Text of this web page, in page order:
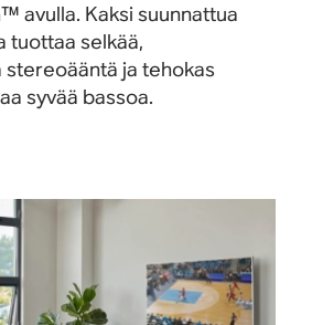
kotiteatteriääni Dolby
avulla. Kaksi suunnattua
tuottaa selkää,
ja tehokas
syvää bassoa.